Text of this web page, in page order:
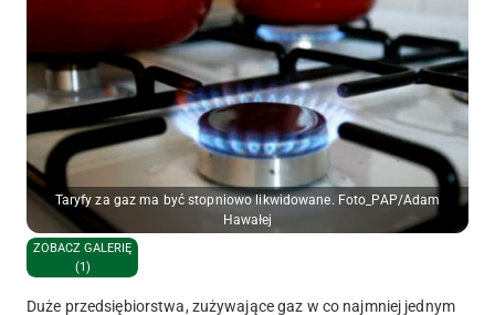
Taryfy za gaz ma być stopniowo likwidowane. Foto_PAP/Adam
Hawałej
ZOBACZ GALERIĘ
(1)
Duże przedsiębiorstwa, zużywające gaz w co najmniej jednym